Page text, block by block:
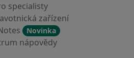
specialisty
zařízení
Novinka
nápovědy